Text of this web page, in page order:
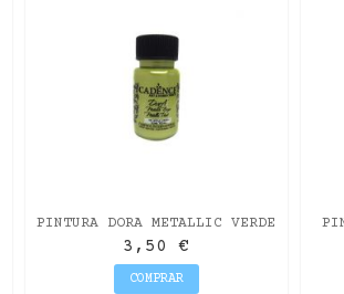
PINTURA DORA METALLIC VERDE
MANZANA 50ML
3,50 €
COMPRAR